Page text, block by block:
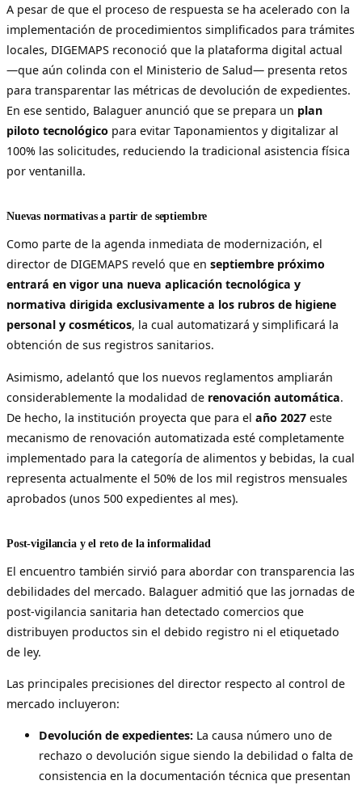
A pesar de que el proceso de respuesta se ha acelerado con la
implementación de procedimientos simplificados para trámites
locales, DIGEMAPS reconoció que la plataforma digital actual
—que aún colinda con el Ministerio de Salud— presenta retos
para transparentar las métricas de devolución de expedientes.
En ese sentido, Balaguer anunció que se prepara un plan
piloto tecnológico para evitar Taponamientos y digitalizar al
100% las solicitudes, reduciendo la tradicional asistencia física
por ventanilla.
Nuevas normativas a partir de septiembre
Como parte de la agenda inmediata de modernización, el
director de DIGEMAPS reveló que en septiembre próximo
entrará en vigor una nueva aplicación tecnológica y
normativa dirigida exclusivamente a los rubros de higiene
personal y cosméticos, la cual automatizará y simplificará la
obtención de sus registros sanitarios.
Asimismo, adelantó que los nuevos reglamentos ampliarán
considerablemente la modalidad de renovación automática.
De hecho, la institución proyecta que para el año 2027 este
mecanismo de renovación automatizada esté completamente
implementado para la categoría de alimentos y bebidas, la cual
representa actualmente el 50% de los mil registros mensuales
aprobados (unos 500 expedientes al mes).
Post-vigilancia y el reto de la informalidad
El encuentro también sirvió para abordar con transparencia las
debilidades del mercado. Balaguer admitió que las jornadas de
post-vigilancia sanitaria han detectado comercios que
distribuyen productos sin el debido registro ni el etiquetado
de ley.
Las principales precisiones del director respecto al control de
mercado incluyeron:
Devolución de expedientes: La causa número uno de
rechazo o devolución sigue siendo la debilidad o falta de
consistencia en la documentación técnica que presentan